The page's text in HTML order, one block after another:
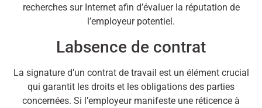
recherches sur Internet afin d’évaluer la réputation de
l’employeur potentiel.
Labsence de contrat
La signature d’un contrat de travail est un élément crucial
qui garantit les droits et les obligations des parties
concernées. Si l’employeur manifeste une réticence à